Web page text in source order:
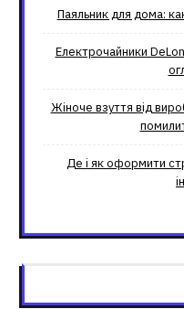
Паяльник для дома:
Електрочайники
Жіноче взуття від
Де і як оформити